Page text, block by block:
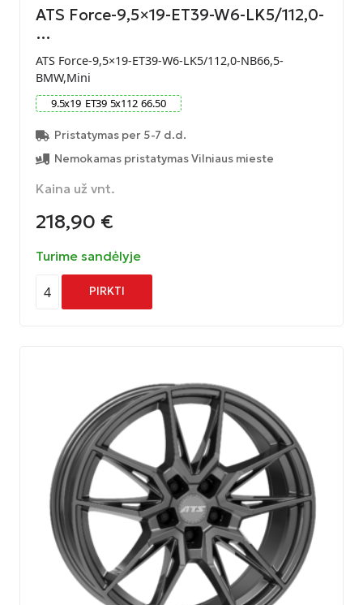
ATS Force-9,5×19-ET39-W6-LK5/112,0-
…
ATS Force-9,5×19-ET39-W6-LK5/112,0-NB66,5-
BMW,Mini
9.5x19 ET39 5x112 66.50
Pristatymas per 5-7 d.d.
Nemokamas pristatymas Vilniaus mieste
Kaina už vnt.
218,90 €
Turime sandėlyje
4 PIRKTI